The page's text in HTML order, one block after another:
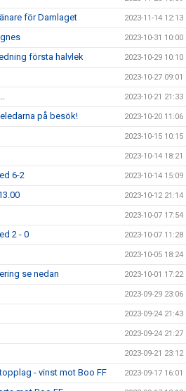
för Damlaget 2023-11-14 12:13
2023-10-31 10:00
första halvlek 2023-10-29 10:10
2023-10-27 09:01
2023-10-21 21:33
på besök! 2023-10-20 11:06
2023-10-15 10:15
2023-10-14 18:21
6-2 2023-10-14 15:09
2023-10-12 21:14
2023-10-07 17:54
2 - 0 2023-10-07 11:28
2023-10-05 18:24
se nedan 2023-10-01 17:22
2023-09-29 23:06
2023-09-24 21:43
2023-09-24 21:27
2023-09-21 23:12
- vinst mot Boo FF 2023-09-17 16:01